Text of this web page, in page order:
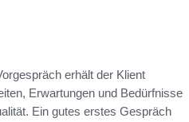
erhält der Klient
Erwartungen und Bedürfnisse
Ein gutes erstes Gespräch